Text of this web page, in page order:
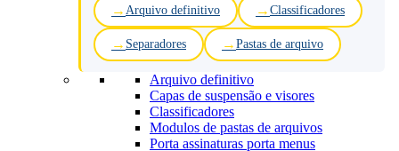
Arquivo definitivo Classificadores
Separadores Pastas de arquivo
Arquivo definitivo
Capas de suspensão e visores
Classificadores
Modulos de pastas de arquivos
Porta assinaturas porta menus